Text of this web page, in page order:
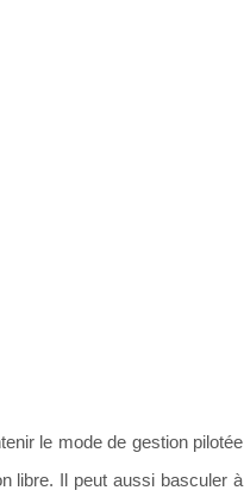
le mode de gestion pilotée
libre. Il peut aussi basculer à